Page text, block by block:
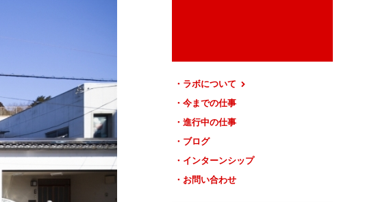
ラボについて
今までの仕事
進行中の仕事
ブログ
インターンシップ
お問い合わせ